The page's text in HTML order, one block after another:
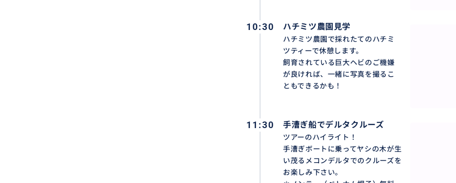
クルーズだけじゃない！
ベトナム名物のココナッツキャンディ工場、果樹園や蜂蜜
10:30 ハチミツ農園見学
ハチミツ農園で採れたてのハチミ
ツティーで休憩します。
飼育されている巨大ヘビのご機嫌
が良ければ、一緒に写真を撮るこ
ともできるかも！
11:30 手漕ぎ船でデルタクルーズ
ツアーのハイライト！
手漕ぎボートに乗ってヤシの木が生
い茂るメコンデルタでのクルーズを
お楽しみ下さい。